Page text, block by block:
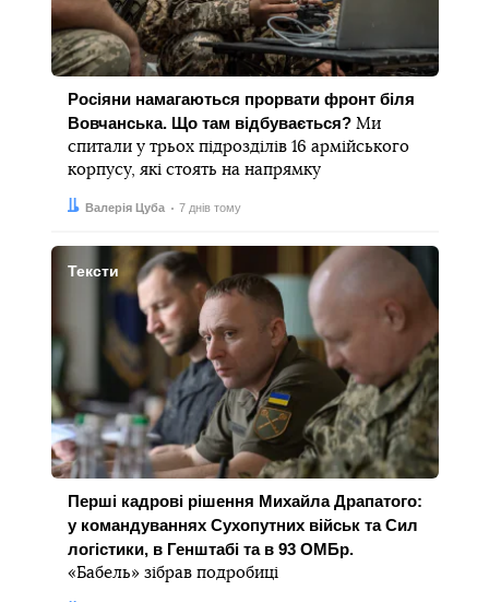
Росіяни намагаються прорвати фронт біля
Вовчанська. Що там відбувається? Ми
спитали у трьох підрозділів 16 армійського
корпусу, які стоять на напрямку
Автор:
Валерія Цуба
Дата: 7 днів тому
Тексти
Перші кадрові рішення Михайла Драпатого:
у командуваннях Сухопутних військ та Сил
логістики, в Генштабі та в 93 ОМБр.
«Бабель» зібрав подробиці